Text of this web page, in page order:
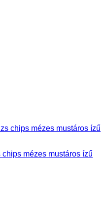
mézes mustáros ízű